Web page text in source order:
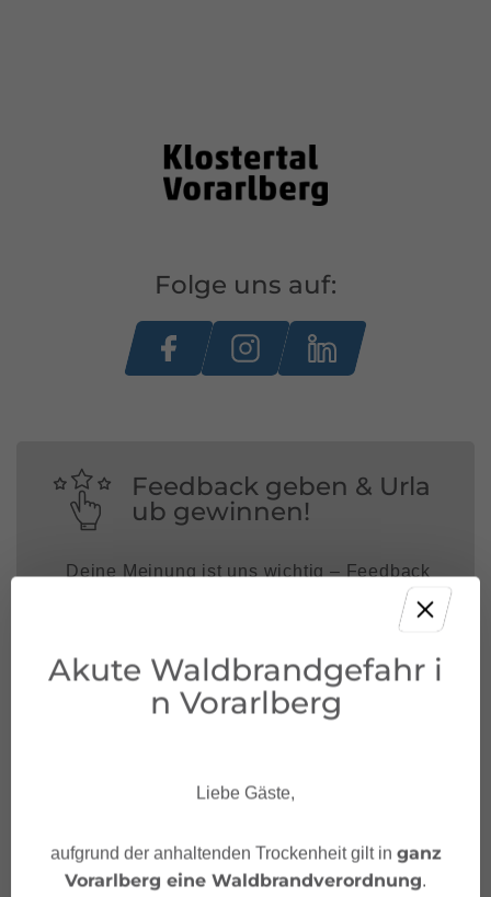
Folge uns auf:
Feedback geben & Urla
ub gewinnen!
Deine Meinung ist uns wichtig – Feedback
geben und mit etwas Glück unvergessliche
Urlaubserlebnisse in Österreich gewinnen.
JETZT MITMACHEN!
Akute Waldbrandgefahr i
n Vorarlberg
Liebe Gäste,
aufgrund der anhaltenden Trockenheit gilt in ganz
Vorarlberg eine Waldbrandverordnung.